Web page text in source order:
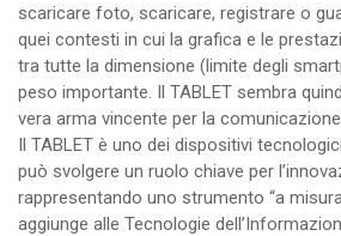
scaricare foto, scaricare, registrare o
quei contesti in cui la grafica e le
tra tutte la dimensione (limite degli
peso importante. Il TABLET sembra
vera arma vincente per la
Il TABLET è uno dei dispositivi
può svolgere un ruolo chiave per
rappresentando uno strumento “a
aggiunge alle Tecnologie